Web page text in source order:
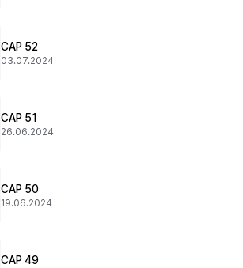
CAP 52
03.07.2024
CAP 51
26.06.2024
CAP 50
19.06.2024
CAP 49